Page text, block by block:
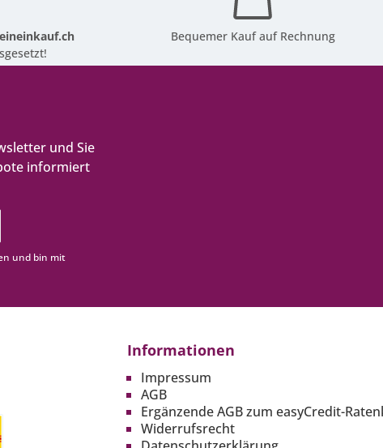
Bequemer Kauf auf Rechnung
und Sie
informiert
und bin mit
Informationen
Impressum
AGB
Ergänzende AGB zum easyCredit-
Widerrufsrecht